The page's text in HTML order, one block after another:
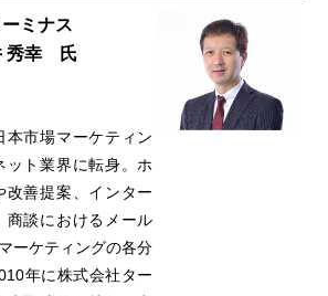
ミナス
秀幸 氏
本市場マーケティン
ット業界に転身。ホ
改善提案、インター
商談におけるメール
ーケティングの各分
年に株式会社ター